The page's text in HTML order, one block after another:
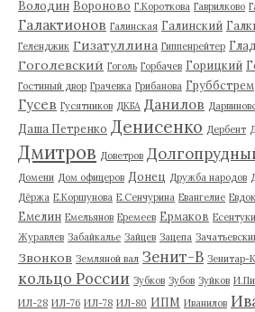
Володин Вороново Г.Короткова Гаврилково
Галактионов Галинская Галинский
Геленджик Гизатуллина Гиппенрейтер
Гоголевский Гоголь Горбачев Горицкий
Гостиный двор Грачевка Грибанова Груббстрем
Гусев Гусятников ДКБА Данилов
Даша Петренко Денисенко Дербент
Дмитров Доветров
Домени Дом офицеров Донец Дружба народов
Дёржа Е.Коршунова Е.Сенчурина Евангелие
Емелин Емельянов Еремеев Ермаков Есентуки
Журавлев Забайкалье Зайцев Зацепа
Звонков Земляной вал Зенит-В Зенитар-
кольцо России Зубков Зубов Зуйков
ИЛ-28 ИЛ-76 ИЛ-78 ИЛ-80 ИПМ Иванилов